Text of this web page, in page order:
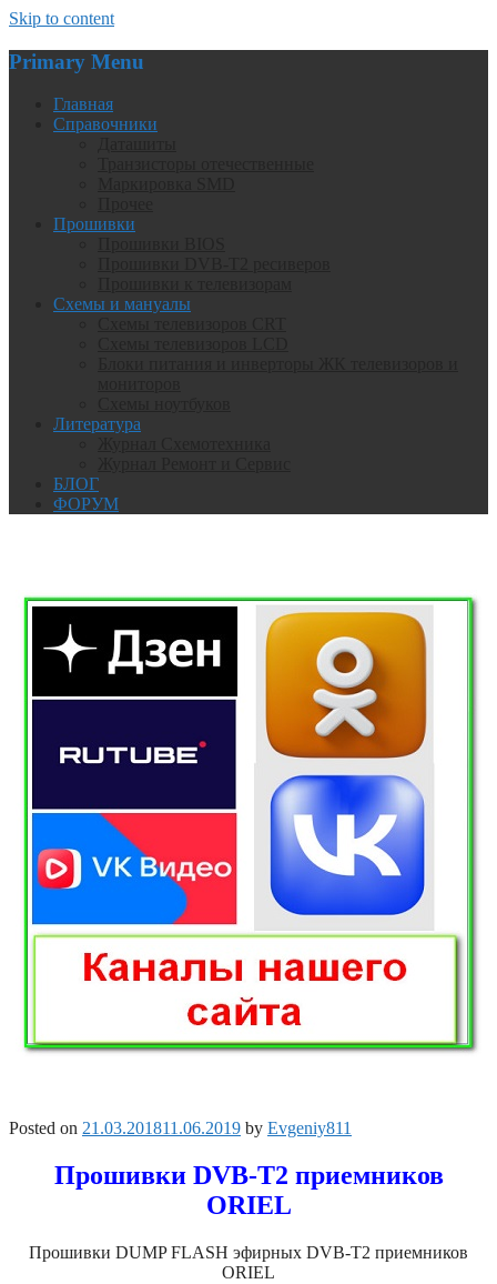
Skip to content
Primary Menu
Главная
Справочники
Прошивки
Схемы и мануалы
Литература
БЛОГ
ФОРУМ
Posted on 21.03.201811.06.2019 by Evgeniy811
Прошивки DVB-T2 приемников
ORIEL
Прошивки DUMP FLASH эфирных DVB-T2 приемников
ORIEL